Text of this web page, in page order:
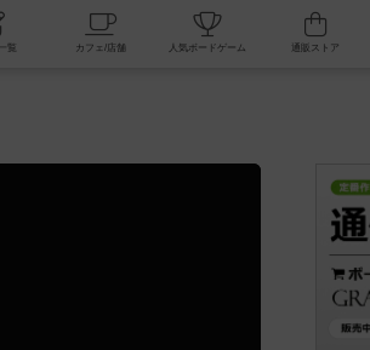
掲示板一覧 カフェ/店舗 人気ボードゲーム